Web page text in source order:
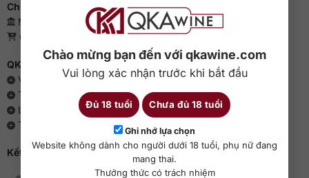
Chào mừng bạn đến với qkawine.com
Vui lòng xác nhận trước khi bắt đầu
Đủ 18 tuổi Chưa đủ 18 tuổi
Ghi nhớ lựa chọn
Website không dành cho người dưới 18 tuổi, phụ nữ đang
mang thai.
Thưởng thức có trách nhiệm
Chứng nhận kinh doanh
Mã số doanh nghiệp: 0110385539 - QKAWine JSC
Giấy phép bán lẻ rượu: 04/GP-UBND
QKAWine - Chuyên rượu ngoại hàng đầu Việt Nam
Về chúng tôi
Thông cáo báo chí
Liên hệ với QKAWine
Tin tức và sự kiện
Kết nối với QKAWine